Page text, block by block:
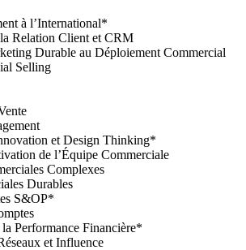
à l’International*
Relation Client et CRM
Durable au Déploiement Commercial
Selling
et Design Thinking*
de l’Équipe Commerciale
Complexes
Durables
S&OP*
Performance Financière*
et Influence